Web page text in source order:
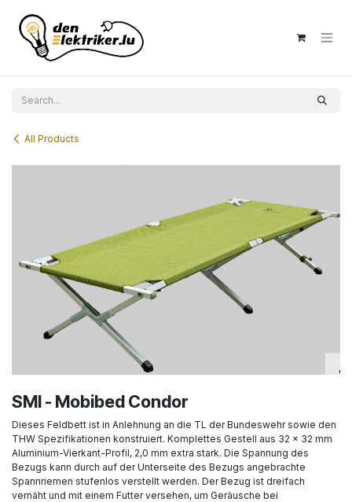
All Products
SMI - Mobibed Condor
Dieses Feldbett ist in Anlehnung an die TL der Bundeswehr sowie den
THW Spezifikationen konstruiert. Komplettes Gestell aus 32 × 32 mm
Aluminium-Vierkant-Profil, 2,0 mm extra stark. Die Spannung des
Bezugs kann durch auf der Unterseite des Bezugs angebrachte
Spannriemen stufenlos verstellt werden. Der Bezug ist dreifach
vernäht und mit einem Futter versehen, um Geräusche bei